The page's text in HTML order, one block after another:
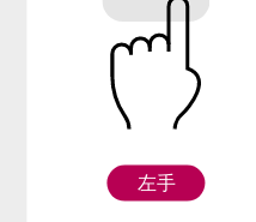
$300
左手